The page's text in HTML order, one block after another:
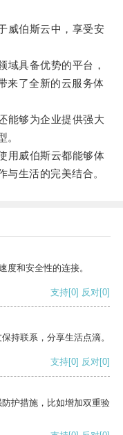
伯斯云中，享受安
具备优势的平台，
来了全新的云服务体
够为企业提供强大
。
威伯斯云都能够体
与生活的完美结合。
度和安全性的连接。
支持[0] 反对[0]
持联系，分享生活点滴。
支持[0] 反对[0]
护措施，比如增加双重验